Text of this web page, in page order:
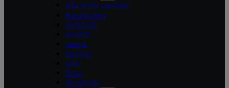
Alla sorter samlade
Rosenkvarts
Amazonit
Ametist
Selenit
Karneol
Jade
Onyx
Akvamarin